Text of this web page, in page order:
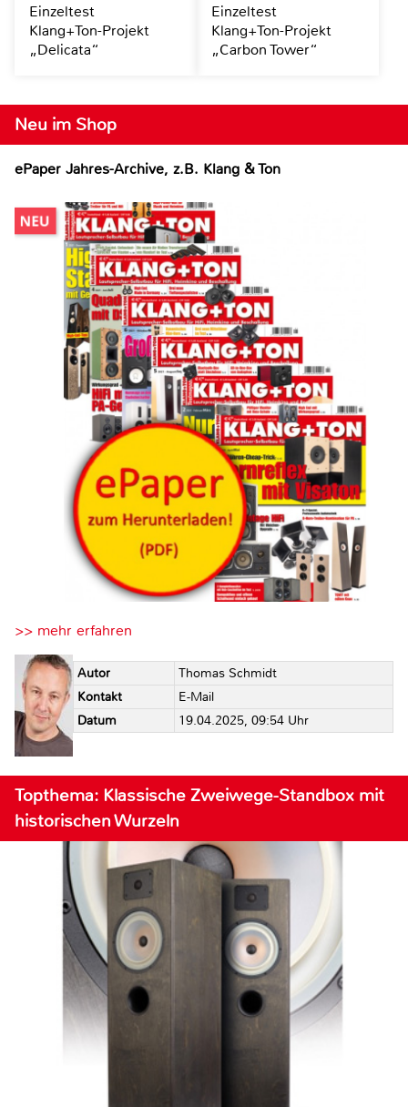
Neu im Shop
ePaper Jahres-Archive, z.B. Klang & Ton
>> mehr erfahren
Autor
Thomas Schmidt
Kontakt
E-Mail
Datum
19.04.2025, 09:54 Uhr
Topthema: Klassische Zweiwege-Standbox mit
historischen Wurzeln
Einzeltest
Klang+Ton-Projekt
„Delicata“
Einzeltest
Klang+Ton-Projekt
„Carbon Tower“